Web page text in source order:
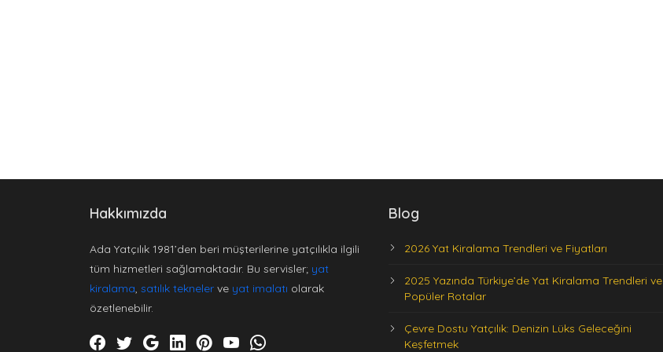
Hakkımızda
Ada Yatçılık 1981’den beri müşterilerine yatçılıkla ilgili
tüm hizmetleri sağlamaktadır. Bu servisler; yat
kiralama, satılık tekneler ve yat imalatı olarak
özetlenebilir.
Blog
2026 Yat Kiralama Trendleri ve Fiyatları
2025 Yazında Türkiye’de Yat Kiralama Trendleri ve
Popüler Rotalar
Çevre Dostu Yatçılık: Denizin Lüks Geleceğini
Keşfetmek